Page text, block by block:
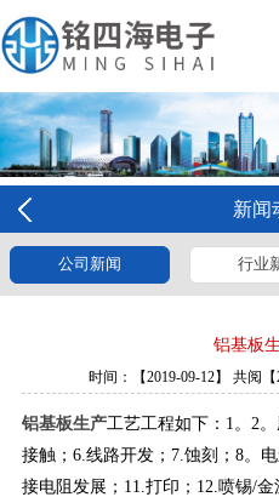
新闻
公司新闻 行业
铝基板
时间：【2019-09-12】 共阅
铝基板生产工艺工程如下：1。2
接触；6.线路开发；7.蚀刻；8。
接电阻发展；11.打印；12.喷锡/